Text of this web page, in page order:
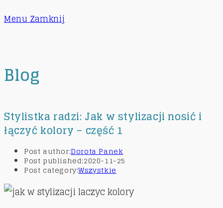
Menu Zamknij
Blog
Stylistka radzi: Jak w stylizacji nosić i
łączyć kolory – część 1
Post author:Dorota Panek
Post published:2020-11-25
Post category:Wszystkie